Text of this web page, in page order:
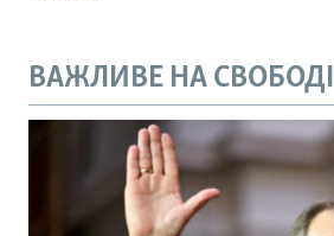
ВАЖЛИВЕ НА СВОБОДІ